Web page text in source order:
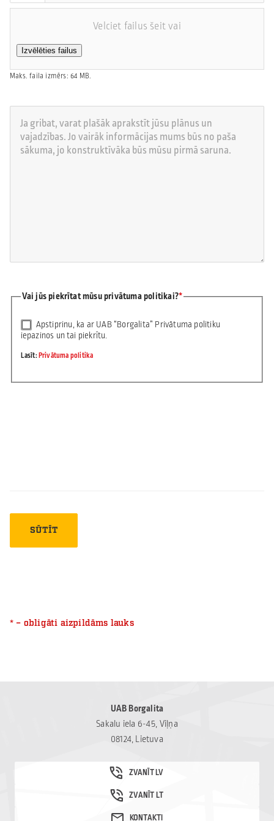
Velciet failus šeit vai
Izvēlēties failus
Maks. faila izmērs: 64 MB.
Vai jūs piekrītat mūsu privātuma politikai?
Apstiprinu, ka ar UAB “Borgalita” Privātuma politiku
iepazinos un tai piekrītu.
Lasīt:Privātuma politika
* – obligāti aizpildāms lauks
UAB Borgalita
Sakalu iela 6-45, Viļņa
08124, Lietuva